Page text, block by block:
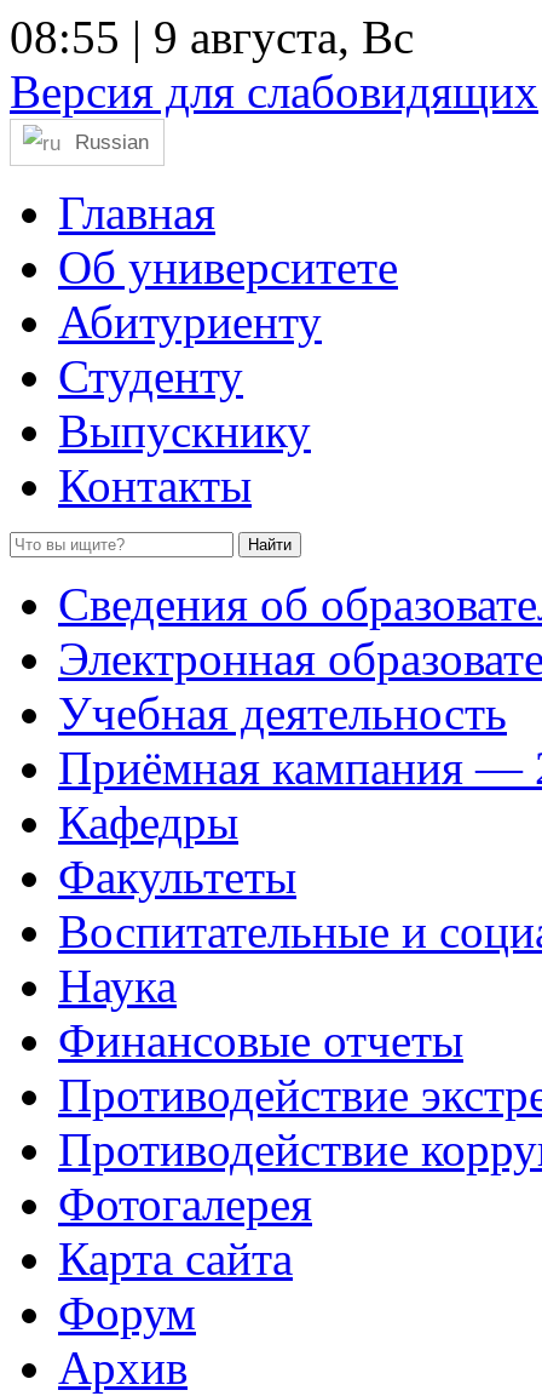
08:55 | 9 августа, Вс
Версия для слабовидящих
Russian
Главная
Об университете
Абитуриенту
Студенту
Выпускнику
Контакты
Сведения об
Электронная
Учебная деятельность
Приёмная кампания —
Кафедры
Факультеты
Воспитательные и
Наука
Финансовые отчеты
Противодействие
Противодействие
Фотогалерея
Карта сайта
Форум
Архив